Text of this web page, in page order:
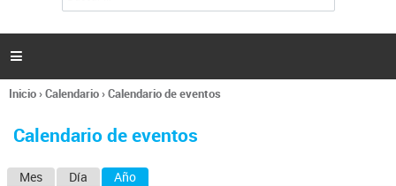
l
s

Se
usted
Inicio›Calendario›Calendario de eventos
Calendario de eventos
Mes Día Año